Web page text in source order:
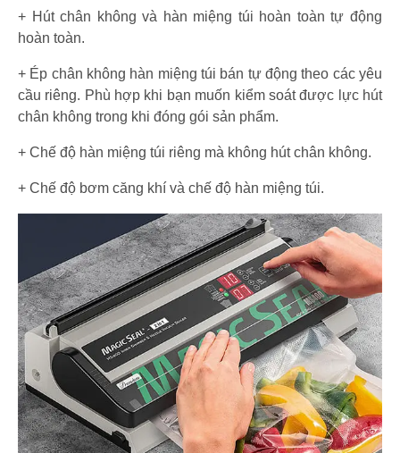
+ Hút chân không và hàn miệng túi hoàn toàn tự động
hoàn toàn.
+ Ép chân không hàn miệng túi bán tự động theo các yêu
cầu riêng. Phù hợp khi bạn muốn kiểm soát được lực hút
chân không trong khi đóng gói sản phẩm.
+ Chế độ hàn miệng túi riêng mà không hút chân không.
+ Chế độ bơm căng khí và chế độ hàn miệng túi.